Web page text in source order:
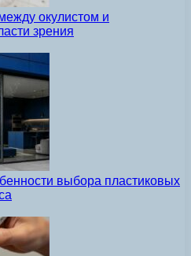
окулистом и
зрения
выбора пластиковых